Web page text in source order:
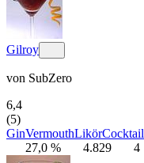
Gilroy
von SubZero
6,4
(5)
GinVermouthLikörCocktail
27,0 %
4.829 4